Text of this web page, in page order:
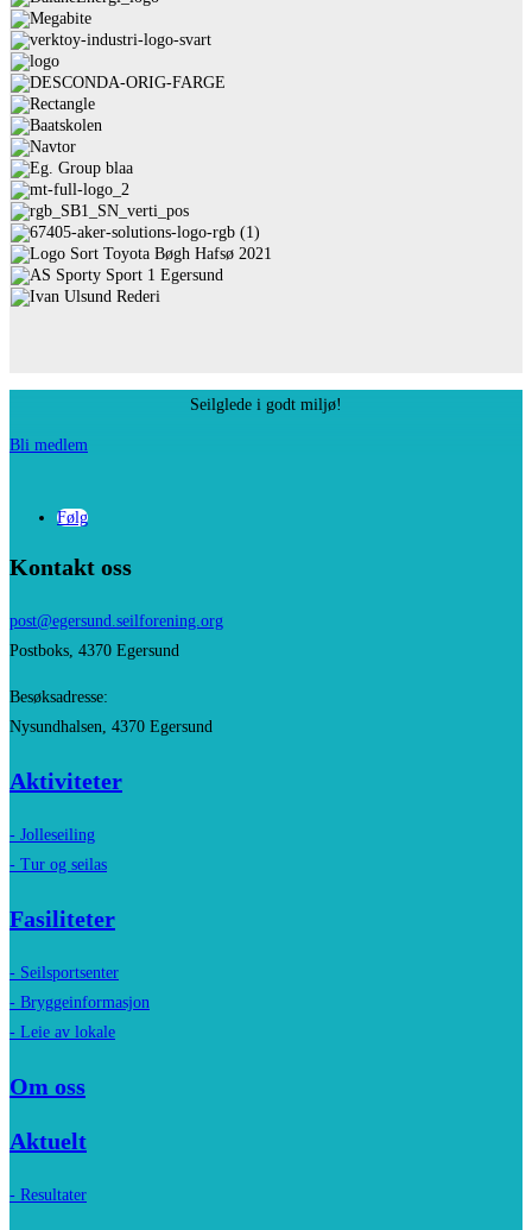
Seilglede i godt miljø!
Bli medlem
Følg
Kontakt oss
post@egersund. seilforening.org
Postboks, 4370 Egersund
Besøksadresse:
Nysundhalsen, 4370 Egersund
Aktiviteter
- Jolleseiling
- Tur og seilas
Fasiliteter
- Seilsportsenter
- Bryggeinformasjon
- Leie av lokale
Om oss
Aktuelt
- Resultater